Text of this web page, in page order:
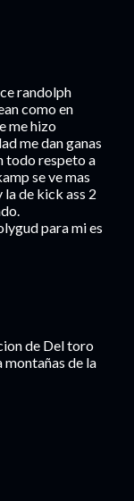
randolph
como en
me hizo
me dan ganas
todo respeto a
se ve mas
de kick ass 2
para mi es
de Del toro
montañas de la